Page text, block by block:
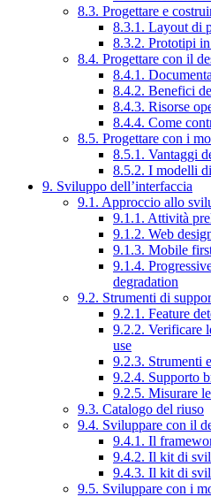
8.3. Progettare e
8.3.1. Layout di
8.3.2. Prototipi
8.4. Progettare con il
8.4.1.
8.4.2. Benefici
8.4.3. Risorse
8.4.4. Come
8.5. Progettare con i
8.5.1. Vantaggi
8.5.2. I modelli
9. Sviluppo dell’interfaccia
9.1. Approccio allo
9.1.1. Attività
9.1.2. Web
9.1.3. Mobile
9.1.4.
degradation
9.2. Strumenti di
9.2.1. Feature
9.2.2. Verificare
use
9.2.3. Strumenti
9.2.4. Supporto
9.2.5. Misurare
9.3. Catalogo del riuso
9.4. Sviluppare con il
9.4.1. Il
9.4.2. Il kit di
9.4.3. Il kit di
9.5. Sviluppare con i